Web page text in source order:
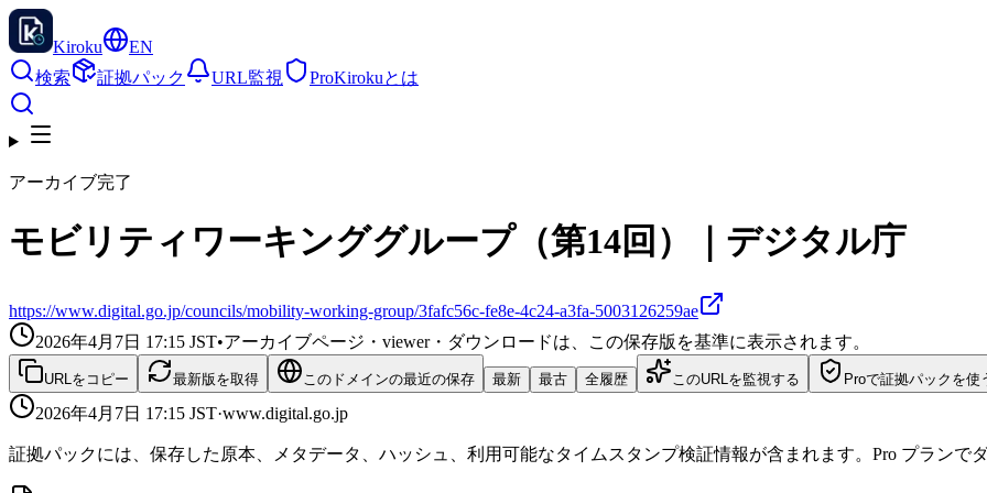
Kiroku
EN
検索
証拠パック URL監視 ProKirokuとは
アーカイブ完了
モビリティワーキンググループ（第14回）｜デジタル庁
https://www.digital.go.jp/councils/mobility-working-group/3fafc56c-fe8e-4c24-a3fa-5003126259ae
2026年4月7日 17:15 JST•アーカイブページ・viewer・ダウンロードは、この保存版を基準に表示されます。
URLをコピー 最新版を取得 このドメインの最近の保存 最新 最古 全履歴 このURLを監視する Proで証拠パックを使
2026年4月7日 17:15 JST·www.digital.go.jp
証拠パックには、保存した原本、メタデータ、ハッシュ、利用可能なタイムスタンプ検証情報が含まれます。Pro プランで